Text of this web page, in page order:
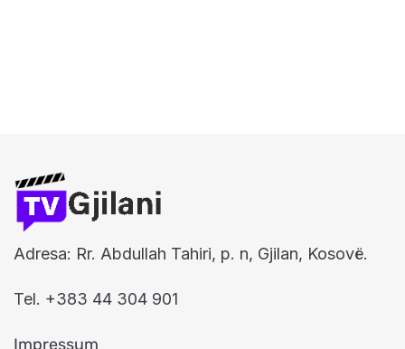
Adresa: Rr. Abdullah Tahiri, p. n, Gjilan, Kosovë.
Tel. +383 44 304 901
Impressum